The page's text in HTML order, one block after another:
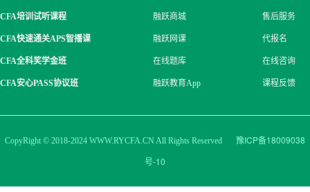
CFA培训试听课程
CFA快速通关APS智播课
CFA全科奖学金班
CFA安心PASS协议班
融跃商城
融跃网课
在线题库
融跃教育App
售后服务
代报名
在线咨询
课程反馈
CopyRight © 2018-2024 WWW.RYCFA.CN All Rights Reserved
豫ICP备18009038
号-10